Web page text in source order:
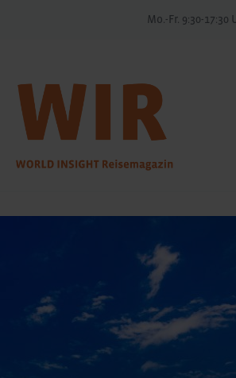
Mo.-Fr. 9:30-17:30